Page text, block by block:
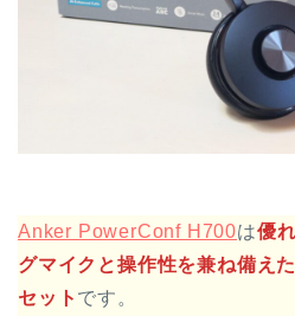
Anker PowerConf H700は優
グマイクと操作性を兼ね備え
セット です。